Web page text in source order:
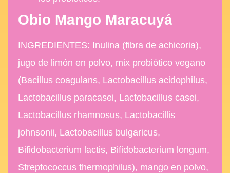
Obio Mango Maracuyá
INGREDIENTES: Inulina (fibra de achicoria),
jugo de limón en polvo, mix probiótico vegano
(Bacillus coagulans, Lactobacillus acidophilus,
Lactobacillus paracasei, Lactobacillus casei,
Lactobacillus rhamnosus, Lactobacillis
johnsonii, Lactobacillus bulgaricus,
Bifidobacterium lactis, Bifidobacterium longum,
Streptococcus thermophilus), mango en polvo,